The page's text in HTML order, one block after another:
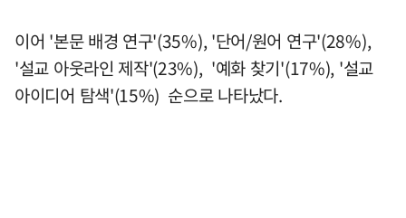
이어 '본문 배경 연구'(35%), '단어/원어 연구'(28%),
'설교 아웃라인 제작'(23%), '예화 찾기'(17%), '설교
아이디어 탐색'(15%) 순으로 나타났다.